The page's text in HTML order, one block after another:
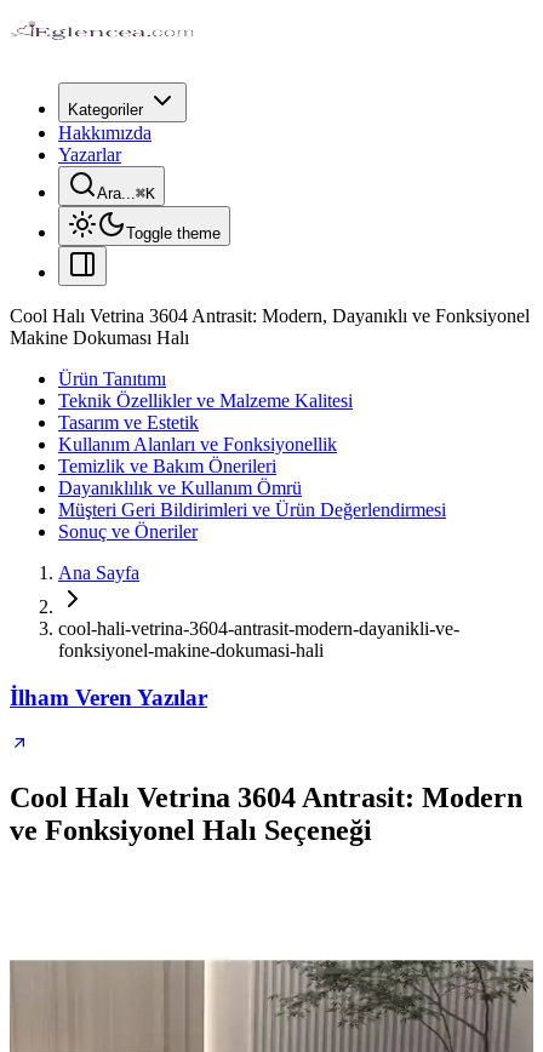
Kategoriler
Hakkımızda
Yazarlar
Ara...⌘K
Toggle theme
Cool Halı Vetrina 3604 Antrasit: Modern, Dayanıklı ve Fonksiyonel
Makine Dokuması Halı
Ürün Tanıtımı
Teknik Özellikler ve Malzeme Kalitesi
Tasarım ve Estetik
Kullanım Alanları ve Fonksiyonellik
Temizlik ve Bakım Önerileri
Dayanıklılık ve Kullanım Ömrü
Müşteri Geri Bildirimleri ve Ürün Değerlendirmesi
Sonuç ve Öneriler
Ana Sayfa
cool-hali-vetrina-3604-antrasit-modern-dayanikli-ve-
fonksiyonel-makine-dokumasi-hali
İlham Veren Yazılar
Cool Halı Vetrina 3604 Antrasit: Modern
ve Fonksiyonel Halı Seçeneği